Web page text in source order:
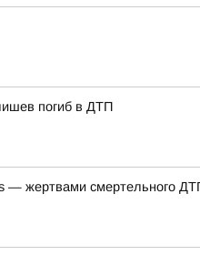
погиб в ДТП
— жертвами смертельного